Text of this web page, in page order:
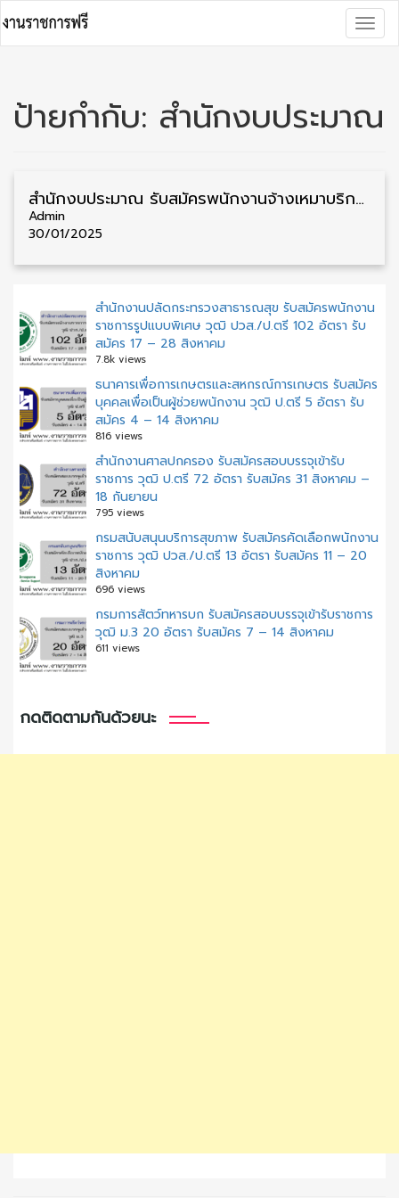
to
content
ป้ายกำกับ: สำนักงบประมาณ
สำนักงบประมาณ รับสมัครพนักงานจ้างเหมาบริการ วุฒิ ป.ตรี ทุกสาขา 40 อัตรา รับสมัคร 29 มกราคม – 10 กุมภาพันธ์
Admin
30/01/2025
สำนักงานปลัดกระทรวงสาธารณสุข รับสมัครพนักงาน
ราชการรูปแบบพิเศษ วุฒิ ปวส./ป.ตรี 102 อัตรา รับ
สมัคร 17 – 28 สิงหาคม
7.8k views
ธนาคารเพื่อการเกษตรและสหกรณ์การเกษตร รับสมัคร
บุคคลเพื่อเป็นผู้ช่วยพนักงาน วุฒิ ป.ตรี 5 อัตรา รับ
สมัคร 4 – 14 สิงหาคม
816 views
สํานักงานศาลปกครอง รับสมัครสอบบรรจุเข้ารับ
ราชการ วุฒิ ป.ตรี 72 อัตรา รับสมัคร 31 สิงหาคม –
18 กันยายน
795 views
กรมสนับสนุนบริการสุขภาพ รับสมัครคัดเลือกพนักงาน
ราชการ วุฒิ ปวส./ป.ตรี 13 อัตรา รับสมัคร 11 – 20
สิงหาคม
696 views
กรมการสัตว์ทหารบก รับสมัครสอบบรรจุเข้ารับราชการ
วุฒิ ม.3 20 อัตรา รับสมัคร 7 – 14 สิงหาคม
611 views
กดติดตามกันด้วยนะ